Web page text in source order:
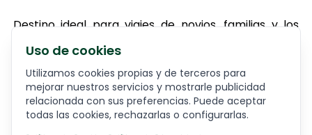
Destino ideal para viajes de novios, familias y los
Mauricio forma parte de lasIslas Mascareñas
Dada su situación intertropical, la isla de Mauricio
goza de un clima cálido, aunque la influencia
oceánica modera la temperatura. Por la
Uso de cookies
Utilizamos cookies propias y de terceros para
mejorar nuestros servicios y mostrarle publicidad
relacionada con sus preferencias. Puede aceptar
todas las cookies, rechazarlas o configurarlas.